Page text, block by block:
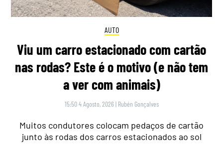
AUTO
Viu um carro estacionado com cartão
nas rodas? Este é o motivo (e não tem
a ver com animais)
15:50 4 Agosto, 2026 | Rubén Gonçalves
Muitos condutores colocam pedaços de cartão
junto às rodas dos carros estacionados ao sol